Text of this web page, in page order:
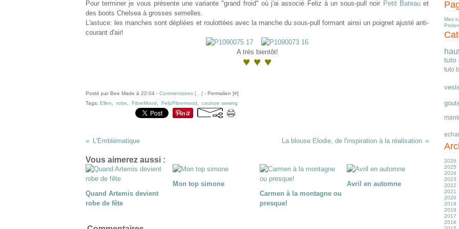
Pour terminer je vous présente une variante "grand froid" où j'ai associé Feliz à un sous-pull noir Petit Bateauet
des boots Chelsea à grosses semelles.
L'astuce: les manches sont dépliées et roulottées avec la manche du sous-pull formant ainsi un poignet ajusté anti-
courant d'air!
A très bientôt!
♥ ♥ ♥
Posté par Bee Made à 22:04 - Commentaires [ ] - Permalien [#]
Tags: Ellen robe FibreMood FelizFibremood couture sewing
L'Emblématique La blouse Elodie, de l'inspiration à la réalisation
Vous aimerez aussi :
Quand Artemis devient
robe de fête
Mon top simone
Carmen à la montagne ou
presque!
Avril en automne
Mes
tuto
tuto
2026
2025
2024
2023
2022
2021
2020
2019
2018
2017
2016